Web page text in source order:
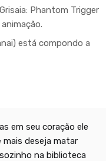
Phantom Trigger
está compondo a
em seu coração ele
mais deseja matar
na biblioteca